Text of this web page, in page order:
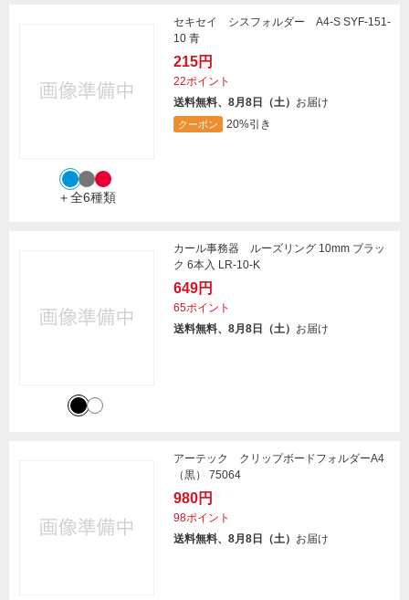
＋全6種類
セキセイ シスフォルダー A4-S SYF-151-
10 青
215円
22ポイント
送料無料、8月8日（土） お届け
クーポン 20%引き
カール事務器 ルーズリング 10mm ブラッ
ク 6本入 LR-10-K
649円
65ポイント
送料無料、8月8日（土） お届け
アーテック クリップボードフォルダーA4
（黒） 75064
980円
98ポイント
送料無料、8月8日（土） お届け